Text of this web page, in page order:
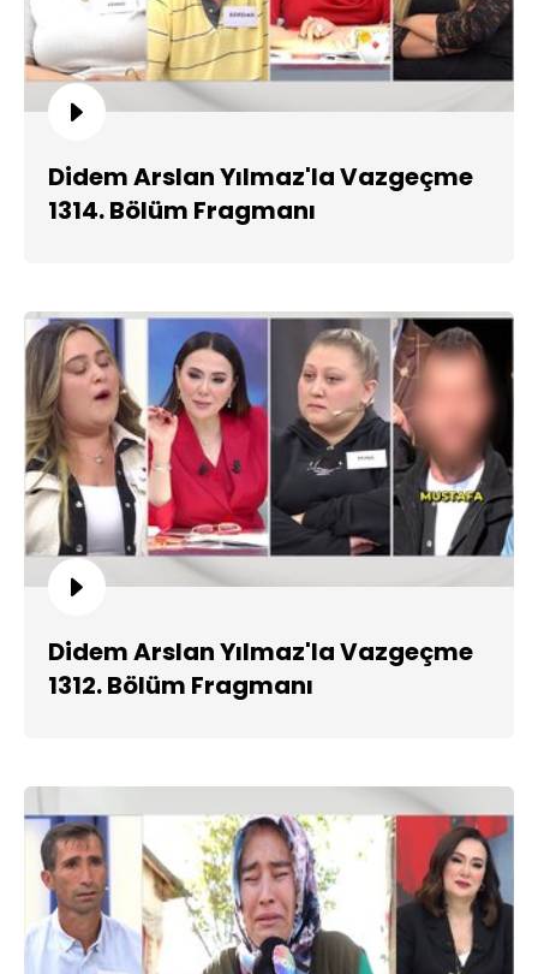
Didem Arslan Yılmaz'la Vazgeçme
1314. Bölüm Fragmanı
Didem Arslan Yılmaz'la Vazgeçme
1312. Bölüm Fragmanı